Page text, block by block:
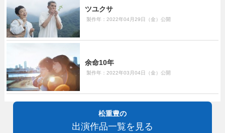
ツユクサ
製作年：2022年04月29日（金）公開
余命10年
製作年：2022年03月04日（金）公開
松重豊の
出演作品一覧を見る